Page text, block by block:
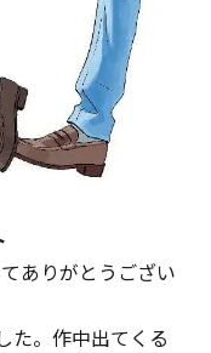
ありがとうござい
た。作中出てくる